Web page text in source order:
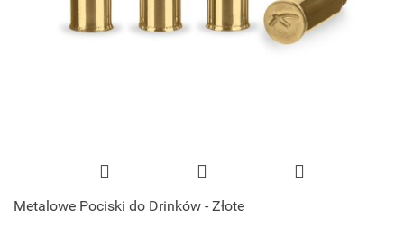
Metalowe Pociski do Drinków - Złote